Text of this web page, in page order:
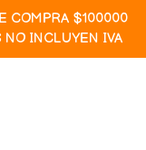
COMPRA $100000
INCLUYEN IVA